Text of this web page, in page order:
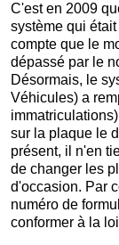
C'est en 2009
système qui
compte que le
dépassé par le
Désormais, le
Véhicules) a
sur la plaque le
présent, il n'en
de changer les
d'occasion. Par
numéro de
conformer à la